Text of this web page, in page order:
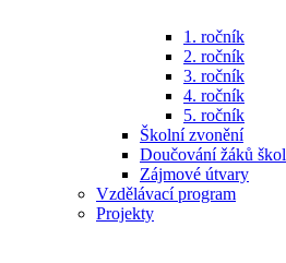
1. ročník
2. ročník
3. ročník
4. ročník
5. ročník
Školní zvonění
Doučování žáků škol
Zájmové útvary
Vzdělávací program
Projekty